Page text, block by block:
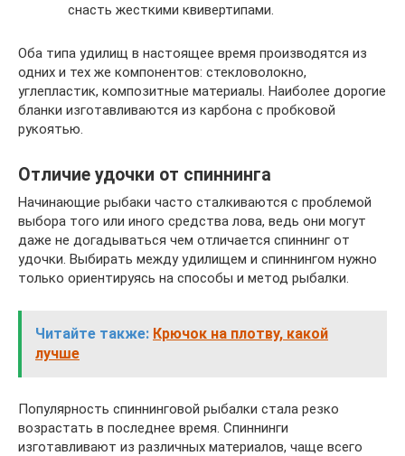
снасть жесткими квивертипами.
Оба типа удилищ в настоящее время производятся из
одних и тех же компонентов: стекловолокно,
углепластик, композитные материалы. Наиболее дорогие
бланки изготавливаются из карбона с пробковой
рукоятью.
Отличие удочки от спиннинга
Начинающие рыбаки часто сталкиваются с проблемой
выбора того или иного средства лова, ведь они могут
даже не догадываться чем отличается спиннинг от
удочки. Выбирать между удилищем и спиннингом нужно
только ориентируясь на способы и метод рыбалки.
Читайте также: Крючок на плотву, какой
лучше
Популярность спиннинговой рыбалки стала резко
возрастать в последнее время. Спиннинги
изготавливают из различных материалов, чаще всего